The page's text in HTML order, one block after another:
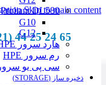
Skip to main content
65 24 25 44 (021)
DL580
G10
G12
هارد سرور HPE
رم سرور HPE
سی پی یو سرور HPE
ذخیره ساز (STORAGE)